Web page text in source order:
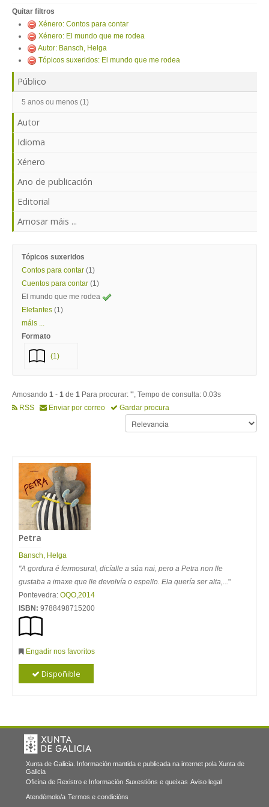
Quitar filtros
Xénero: Contos para contar
Xénero: El mundo que me rodea
Autor: Bansch, Helga
Tópicos suxeridos: El mundo que me rodea
Público
5 anos ou menos (1)
Autor
Idioma
Xénero
Ano de publicación
Editorial
Amosar máis ...
Tópicos suxeridos
Contos para contar (1)
Cuentos para contar (1)
El mundo que me rodea
Elefantes (1)
máis ...
Formato
(1)
Amosando 1 - 1 de 1 Para procurar: '', Tempo de consulta: 0.03s
RSS
Enviar por correo Gardar procura
Petra
Bansch, Helga
"A gordura é fermosura!, dicíalle a súa nai, pero a Petra non lle
gustaba a imaxe que lle devolvía o espello. Ela quería ser alta,..."
Pontevedra: OQO,2014
ISBN: 9788498715200
Engadir nos favoritos
Dispoñible
Xunta de Galicia. Información mantida e publicada na internet pola Xunta de
Galicia
Oficina de Rexistro e Información Suxestións e queixas Aviso legal
Atendémolo/a Termos e condicións